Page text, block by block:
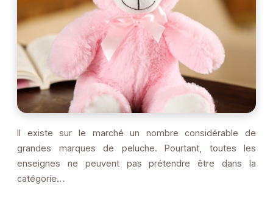
Il existe sur le marché un nombre considérable de
grandes marques de peluche. Pourtant, toutes les
enseignes ne peuvent pas prétendre être dans la
catégorie…